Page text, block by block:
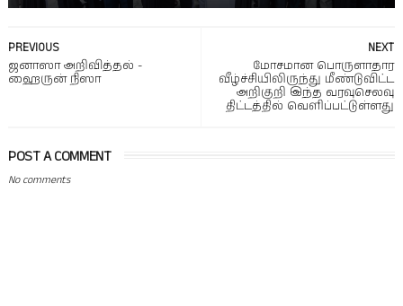
NEXT
மோசமான பொருளாதார
வீழ்ச்சியிலிருந்து மீண்டுவிட்ட
அறிகுறி இந்த வரவுசெலவு
திட்டத்தில் வெளிப்பட்டுள்ளது
PREVIOUS
ஜனாஸா அறிவித்தல் -
ஹைருன் நிஸா
POST A COMMENT
No comments